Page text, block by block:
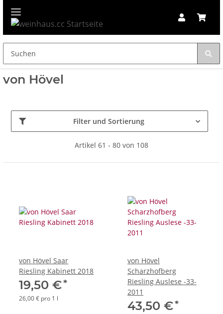
von Hövel
Filter und Sortierung
Artikel 61 - 80 von 108
von Hövel Saar
Riesling Kabinett 2018
19,50 €*
26,00 € pro 1 l
von Hövel
Scharzhofberg
Riesling Auslese -33-
2011
43,50 €*